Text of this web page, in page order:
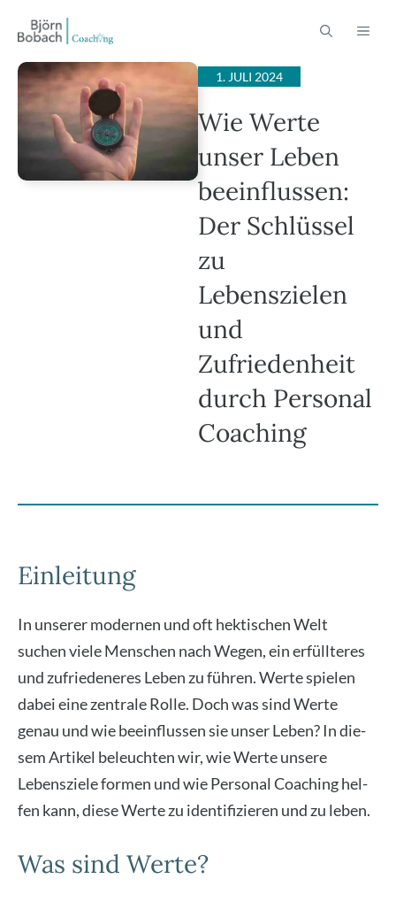
Inhalt
springen
1. JULI 2024
Wie Werte
unser Leben
beeinflussen:
Der Schlüssel
zu
Lebenszielen
und
Zufriedenheit
durch Personal
Coaching
Einleitung
In unse­rer moder­nen und oft hek­ti­schen Welt
suchen vie­le Men­schen nach Wegen, ein erfüll­te­res
und zufrie­de­ne­res Leben zu füh­ren. Wer­te spie­len
dabei eine zen­tra­le Rol­le. Doch was sind Wer­te
genau und wie beein­flus­sen sie unser Leben? In die­
sem Arti­kel beleuch­ten wir, wie Wer­te unse­re
Lebens­zie­le for­men und wie Per­so­nal Coa­ching hel­
fen kann, die­se Wer­te zu iden­ti­fi­zie­ren und zu leben.
Was sind Werte?